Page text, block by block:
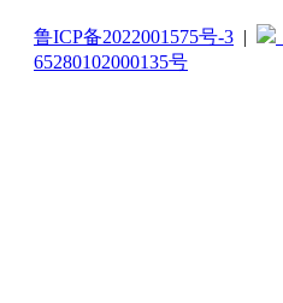
鲁ICP备2022001575号-3 |
65280102000135号